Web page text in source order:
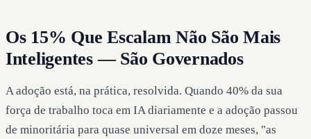
Os 15% Que Escalam Não São Mais
Inteligentes — São Governados
A adoção está, na prática, resolvida. Quando 40% da sua
força de trabalho toca em IA diariamente e a adoção passou
de minoritária para quase universal em doze meses, "as